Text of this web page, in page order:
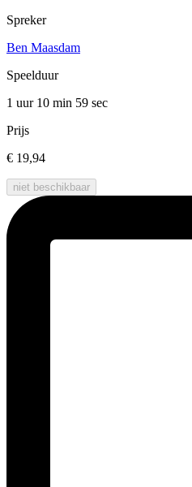
Spreker
Ben Maasdam
Speelduur
1 uur 10 min 59 sec
Prijs
€ 19,94
niet beschikbaar